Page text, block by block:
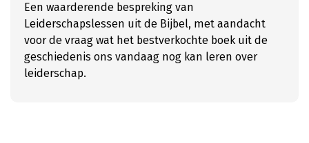
Een waarderende bespreking van
Leiderschapslessen uit de Bijbel, met aandacht
voor de vraag wat het bestverkochte boek uit de
geschiedenis ons vandaag nog kan leren over
leiderschap.